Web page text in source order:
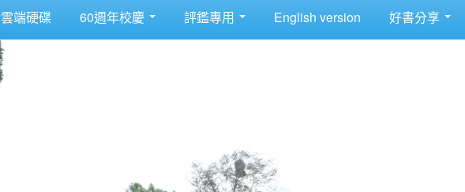
雲端硬碟 60週年校慶 評鑑專用 English version 好書分享